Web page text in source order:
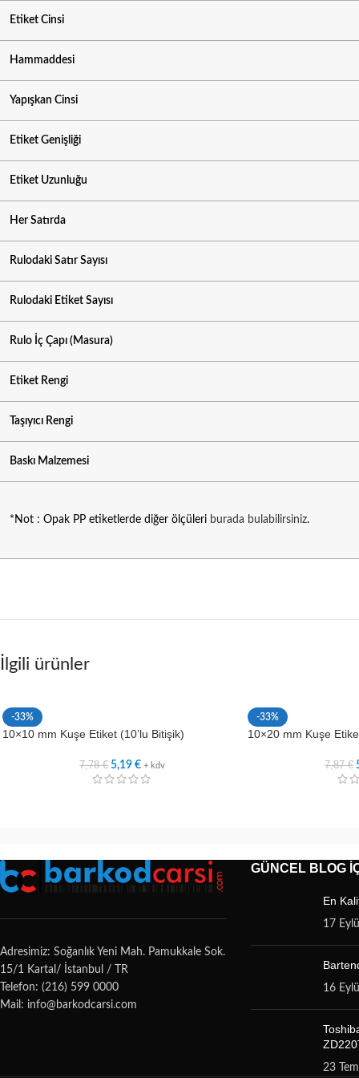
Etiket Cinsi
Hammaddesi
Yapışkan Cinsi
Etiket Genişliği
Etiket Uzunluğu
Her Satırda
Rulodaki Satır Sayısı
Rulodaki Etiket Sayısı
Rulo İç Çapı (Masura)
Etiket Rengi
Taşıyıcı Rengi
Baskı Malzemesi
*Not : Opak PP etiketlerde diğer ölçüleri burada bulabilirsiniz.
İlgili ürünler
-33%
10×10 mm Kuşe Etiket (10’lu Bitişik)
7,78€ 5,19€ + kdv
-33%
10×20 mm Kuşe
7,87€
Adresimiz: Soğanlık Yeni Mah. Pamukkale Sok.
15/1 Kartal/ İstanbul / TR
Telefon: (216) 599 0000
Mail: info@barkodcarsi.com
GÜNCEL BLOG
En
17
16
23